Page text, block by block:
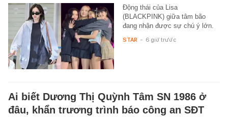
Động thái của Lisa
(BLACKPINK) giữa tâm bão
đang nhận được sự chú ý lớn.
STAR - 6 giờ trước
Ai biết Dương Thị Quỳnh Tâm SN 1986 ở
đâu, khẩn trương trình báo công an SĐT